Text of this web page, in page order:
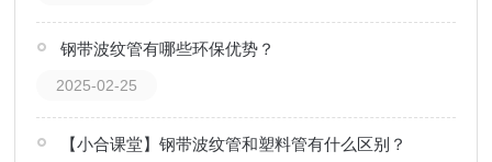
钢带波纹管有哪些环保优势？
2025-02-25
【小合课堂】钢带波纹管和塑料管有什么区别？